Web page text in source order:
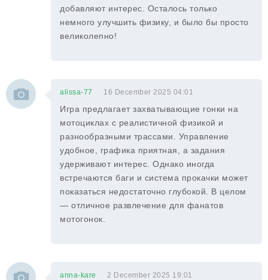
добавляют интерес. Осталось только
немного улучшить физику, и было бы просто
великолепно!
alissa-77 16 December 2025 04:01
Игра предлагает захватывающие гонки на
мотоциклах с реалистичной физикой и
разнообразными трассами. Управление
удобное, графика приятная, а задания
удерживают интерес. Однако иногда
встречаются баги и система прокачки может
показаться недостаточно глубокой. В целом
— отличное развлечение для фанатов
мотогонок.
anna-kare 2 December 2025 19:01